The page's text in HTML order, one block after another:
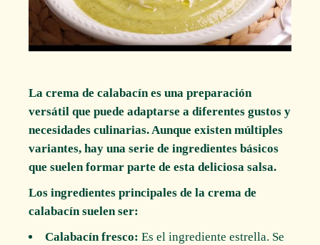
La crema de calabacín es una preparación
versátil que puede adaptarse a diferentes gustos y
necesidades culinarias. Aunque existen múltiples
variantes, hay una serie de ingredientes básicos
que suelen formar parte de esta deliciosa salsa.
Los ingredientes principales de la crema de
calabacín suelen ser:
Calabacín fresco: Es el ingrediente estrella. Se